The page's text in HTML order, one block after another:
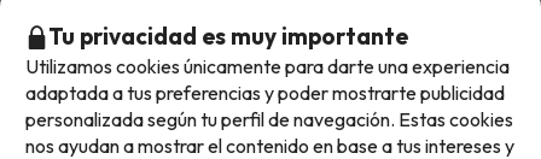
No llegas tarde: llegas al siguiente.
Este chollo ya ha caducado, pero cada día lanzamos
nuevas oportunidades para viajar mejor y pagar
reservar y viajar por todo el mundo.
Tu privacidad es muy importante
Utilizamos cookies únicamente para darte una experiencia
adaptada a tus preferencias y poder mostrarte publicidad
personalizada según tu perfil de navegación. Estas cookies
nos ayudan a mostrar el contenido en base a tus intereses y